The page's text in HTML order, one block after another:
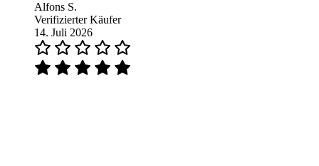
Alfons S.
Verifizierter Käufer
14. Juli 2026